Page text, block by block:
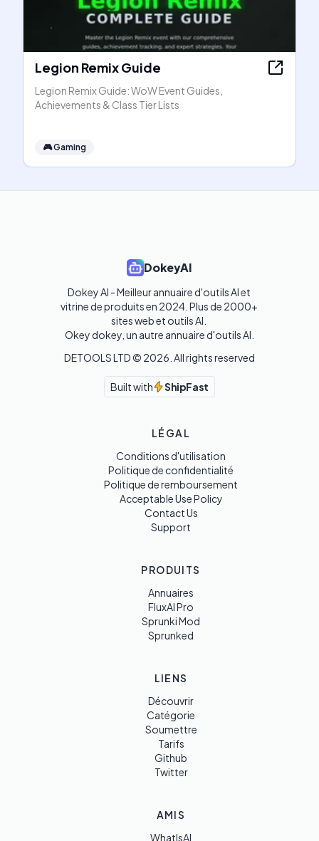
Legion Remix Guide
Legion Remix Guide: WoW Event Guides,
Achievements & Class Tier Lists
🎮Gaming
DokeyAI
Dokey AI - Meilleur annuaire d'outils AI et
vitrine de produits en 2024. Plus de 2000+
sites web et outils AI.
Okey dokey, un autre annuaire d'outils AI.
DETOOLS LTD © 2026 . All rights reserved
Built with ShipFast
LÉGAL
Conditions d'utilisation
Politique de confidentialité
Politique de remboursement
Acceptable Use Policy
Contact Us
Support
PRODUITS
Annuaires
FluxAI Pro
Sprunki Mod
Sprunked
LIENS
Découvrir
Catégorie
Soumettre
Tarifs
Github
Twitter
AMIS
WhatIsAI